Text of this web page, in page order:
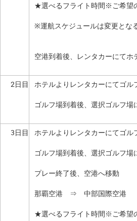
★選べるフライト時間※ご希望
※運航スケジュールは変更とな
空港到着後、レンタカーにてホ
2日目 ホテルよりレンタカーにてゴル
ゴルフ場到着後、選択ゴルフ
3日目 ホテルよりレンタカーにてゴル
ゴルフ場到着後、選択ゴルフ
プレー終了後、空港へ移動
那覇空港 ⇒ 中部国際空港
★選べるフライト時間※ご希望